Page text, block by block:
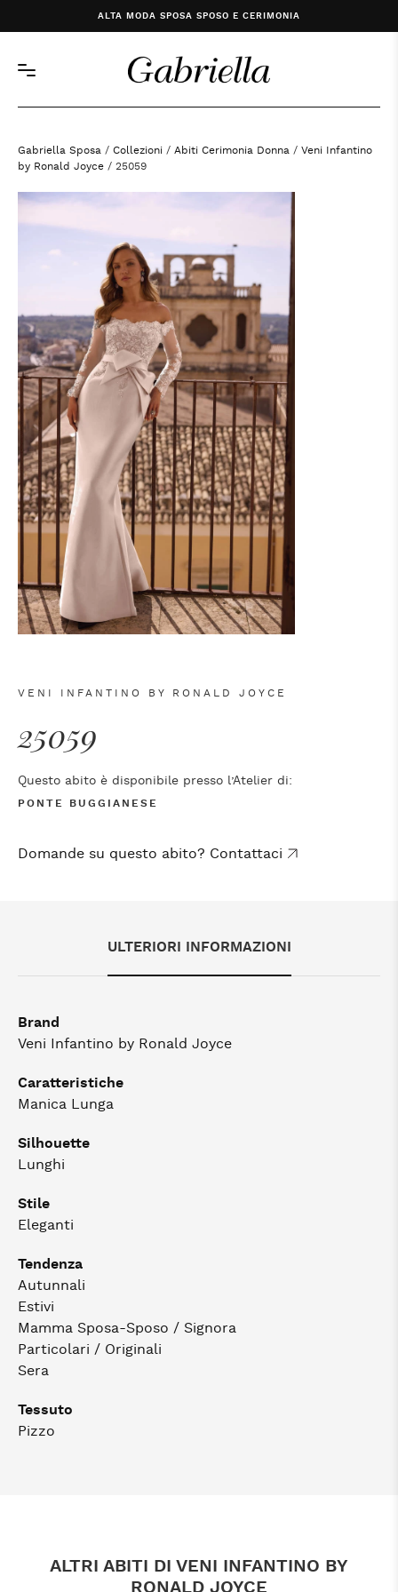
ALTA MODA SPOSA SPOSO E CERIMONIA
Gabriella Sposa / Collezioni / Abiti Cerimonia Donna / Veni Infantino
by Ronald Joyce / 25059
ULTERIORI INFORMAZIONI
Brand
Veni Infantino by Ronald Joyce
Caratteristiche
Manica Lunga
Silhouette
Lunghi
Stile
Eleganti
Tendenza
Autunnali
Estivi
Mamma Sposa-Sposo / Signora
Particolari / Originali
Sera
Tessuto
Pizzo
VENI INFANTINO BY RONALD JOYCE
25059
Questo abito è disponibile presso l’Atelier di:
PONTE BUGGIANESE
Domande su questo abito? Contattaci
ALTRI ABITI DI VENI INFANTINO BY
RONALD JOYCE